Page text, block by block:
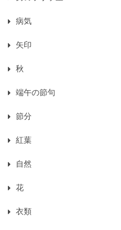
病気
矢印
秋
端午の節句
節分
紅葉
自然
花
衣類